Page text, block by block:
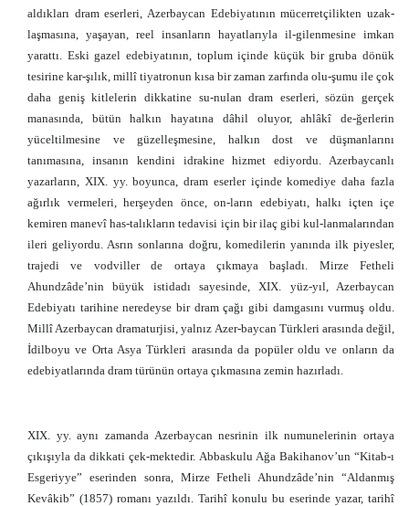
aldıkları dram eserleri, Azerbaycan Edebiyatının mücerretçilikten uzak-
laşmasına, yaşayan, reel insanların hayatlarıyla il-gilenmesine imkan
yarattı. Eski gazel edebiyatının, toplum içinde küçük bir gruba dönük
tesirine kar-şılık, millî tiyatronun kısa bir zaman zarfında olu-şumu ile çok
daha geniş kitlelerin dikkatine su-nulan dram eserleri, sözün gerçek
manasında, bütün halkın hayatına dâhil oluyor, ahlâkî de-ğerlerin
yüceltilmesine ve güzelleşmesine, halkın dost ve düşmanlarını
tanımasına, insanın kendini idrakine hizmet ediyordu. Azerbaycanlı
yazarların, XIX. yy. boyunca, dram eserler içinde komediye daha fazla
ağırlık vermeleri, herşeyden önce, on-ların edebiyatı, halkı içten içe
kemiren manevî has-talıkların tedavisi için bir ilaç gibi kul-lanmalarından
ileri geliyordu. Asrın sonlarına doğru, komedilerin yanında ilk piyesler,
trajedi ve vodviller de ortaya çıkmaya başladı. Mirze Fetheli
Ahundzâde’nin büyük istidadı sayesinde, XIX. yüz-yıl, Azerbaycan
Edebiyatı tarihine neredeyse bir dram çağı gibi damgasını vurmuş oldu.
Millî Azerbaycan dramaturjisi, yalnız Azer-baycan Türkleri arasında değil,
İdilboyu ve Orta Asya Türkleri arasında da popüler oldu ve onların da
edebiyatlarında dram türünün ortaya çıkmasına zemin hazırladı.
XIX. yy. aynı zamanda Azerbaycan nesrinin ilk numunelerinin ortaya
çıkışıyla da dikkati çek-mektedir. Abbaskulu Ağa Bakihanov’un “Kitab-ı
Esgeriyye” eserinden sonra, Mirze Fetheli Ahundzâde’nin “Aldanmış
Kevâkib” (1857) romanı yazıldı. Tarihî konulu bu eserinde yazar, tarihî